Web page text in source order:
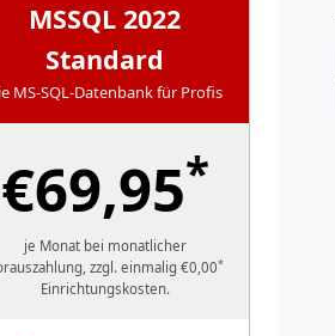
MSSQL 2022
Standard
MS-SQL-Datenbank für Profis
€69,95*
je Monat bei monatlicher
zzgl. einmalig €0,00*
Einrichtungskosten.